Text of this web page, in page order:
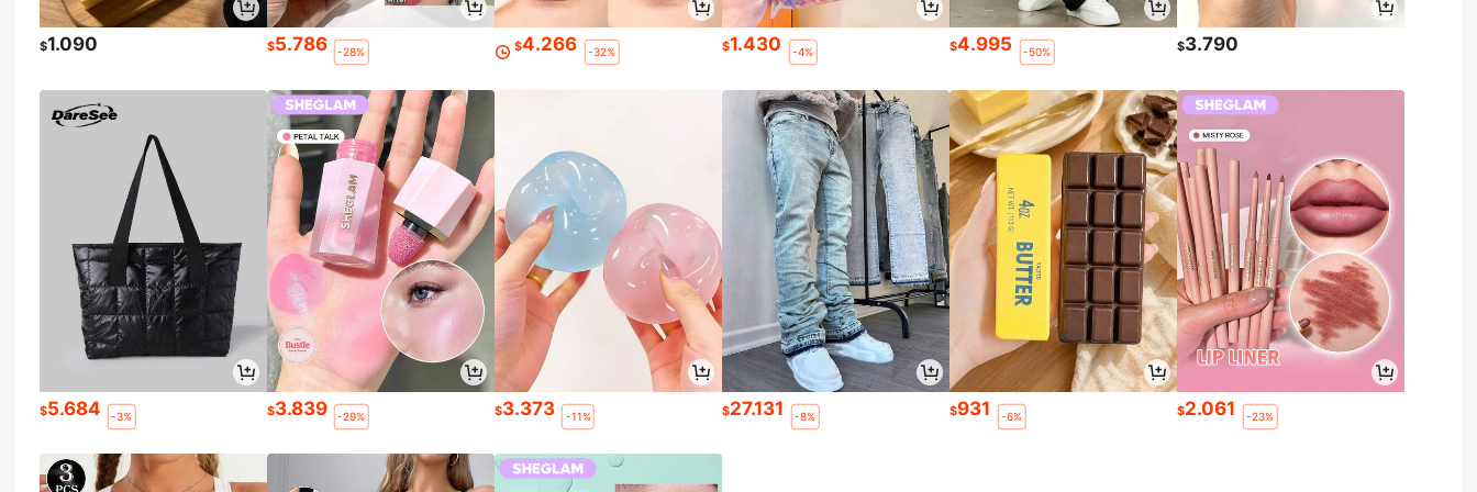
$1.090 $5.786 -28% $4.266 -32% $1.430 -4% $4.995 -50% $3.790
$5.684 -3% $3.839 -29% $3.373 -11% $27.131 -8% $931 -6% $2.061 -23%